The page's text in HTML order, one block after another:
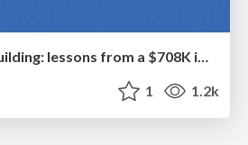
Data-driven link building: lessons from a $708K investment (BrightonSEO talk)
1 1.2k